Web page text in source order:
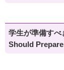
学生が準備す
Should Prepare